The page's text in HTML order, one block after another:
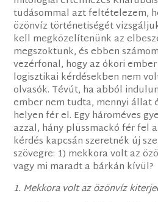
tudásommal azt feltételezem,
özönvíz történetiségét
kell megközelítenünk az
megszoktunk, és ebben
vezérfonal, hogy az ókori
logisztikai kérdésekben nem
olvasók. Tévút, ha abból
ember nem tudta, mennyi állat
helyen fér el. Egy hároméves
azzal, hány plüssmackó fér fel
kérdés kapcsán szeretnék új
szövegre: 1) mekkora volt az
vagy mi maradt a bárkán kívül?
1. Mekkora volt az özönvíz